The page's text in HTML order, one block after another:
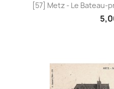
[57] Metz - Le Bateau-